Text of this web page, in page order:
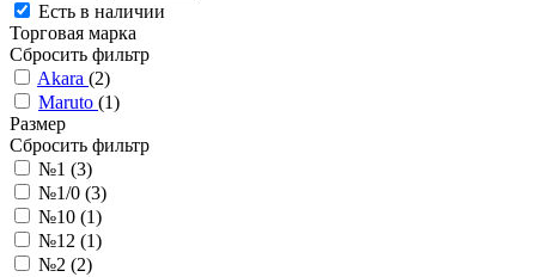
Есть в наличии
Торговая марка
Сбросить фильтр
Akara (2)
Maruto (1)
Размер
Сбросить фильтр
№1 (3)
№1/0 (3)
№10 (1)
№12 (1)
№2 (2)